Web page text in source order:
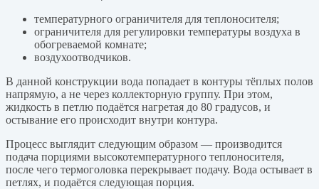
температурного ограничителя для теплоносителя;
ограничителя для регулировки температуры воздуха в
обогреваемой комнате;
воздухоотводчиков.
В данной конструкции вода попадает в контуры тёплых полов
напрямую, а не через коллекторную группу. При этом,
жидкость в петлю подаётся нагретая до 80 градусов, и
остывание его происходит внутри контура.
Процесс выглядит следующим образом — производится
подача порциями высокотемпературного теплоносителя,
после чего термоголовка перекрывает подачу. Вода остывает в
петлях, и подаётся следующая порция.